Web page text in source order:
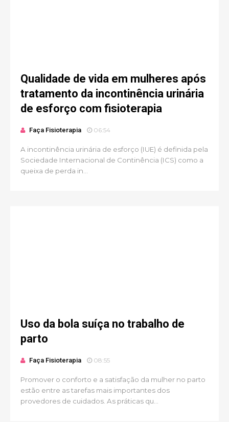
Qualidade de vida em mulheres após
tratamento da incontinência urinária
de esforço com fisioterapia
Faça Fisioterapia 06:54
A incontinência urinária de esforço (IUE) é definida pela
Sociedade Internacional de Continência (ICS) como a
queixa de perda in...
Uso da bola suíça no trabalho de
parto
Faça Fisioterapia 08:55
Promover o conforto e a satisfação da mulher no parto
estão entre as tarefas mais importantes dos
provedores de cuidados. As práticas qu...